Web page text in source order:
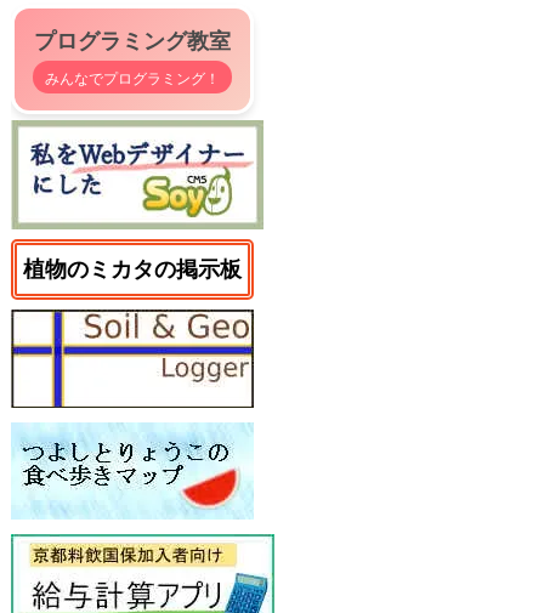
プログラミング教室
みんなでプログラミング！
植物のミカタの掲示板